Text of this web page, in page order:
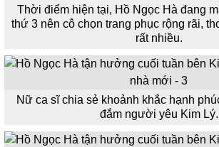
Thời điểm hiện tại, Hồ Ngọc Hà đang
thứ 3 nên cô chọn trang phục rộng rãi,
rất nhiều.
Nữ ca sĩ chia sẻ khoảnh khắc hạnh
đắm người yêu Kim Lý.